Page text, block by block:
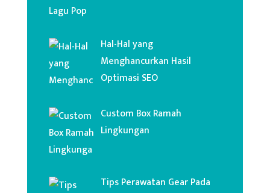
Hal-Hal yang
Menghancurkan Hasil
Optimasi SEO
Custom Box Ramah
Lingkungan
Tips Perawatan Gear Pada